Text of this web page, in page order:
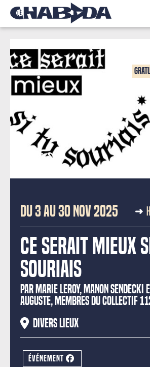
DU 3 AU 30 NOV 2025
Ce serait mieux
souriais
PAR MARIE LEROY, MANON SENDECKI
AUGUSTE, MEMBRES DU COLLECTIF
Divers lieux
ÉVÉNEMENT